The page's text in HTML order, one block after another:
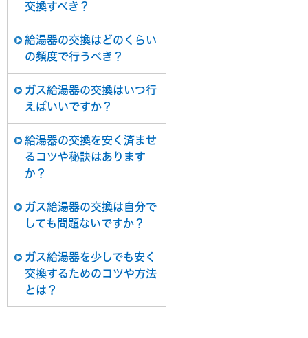
交換すべき？
給湯器の交換はどのくらい
の頻度で行うべき？
ガス給湯器の交換はいつ行
えばいいですか？
給湯器の交換を安く済ませ
るコツや秘訣はあります
か？
ガス給湯器の交換は自分で
しても問題ないですか？
ガス給湯器を少しでも安く
交換するためのコツや方法
とは？